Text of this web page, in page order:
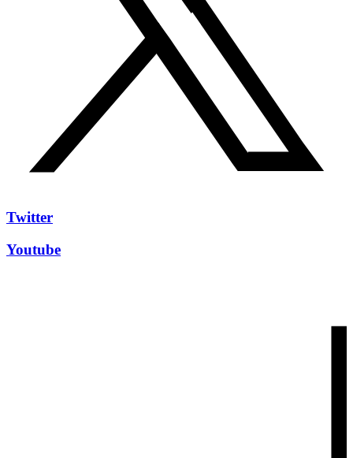
Twitter
Youtube